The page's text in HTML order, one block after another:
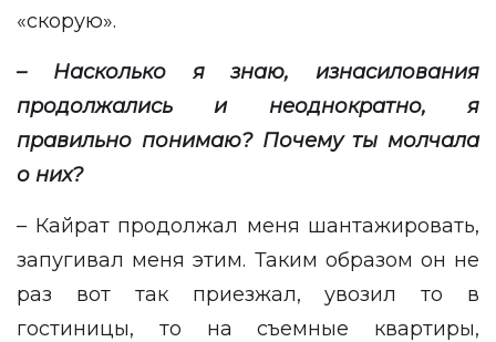
«скорую».
– Насколько я знаю, изнасилования
продолжались и неоднократно, я
правильно понимаю? Почему ты молчала
о них?
– Кайрат продолжал меня шантажировать,
запугивал меня этим. Таким образом он не
раз вот так приезжал, увозил то в
гостиницы, то на съемные квартиры,